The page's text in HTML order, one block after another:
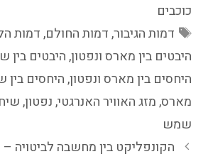
כוכבים
תגיות
דמות הגיבור,דמות החולם,דמות
היבטים בין מארס ונפטון,היבטים בין
היחסים בין מארס ונפטון,היחסים בין
מארס,מזג האוויר האנרגטי,נפטון,
שמש
הקונפליקט בין מחשבה לביטויה